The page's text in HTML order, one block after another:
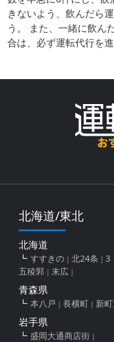
きないよう、飲んだら
う。 また、一緒に飲ん
合は、必ず運転代行を
北海道/東北
北海道
すすきの 北24条 3
五稜郭
末広
青森県
本八戸 長横町 新
岩手県
盛岡大通商店街